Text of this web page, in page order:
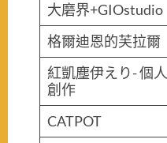
大磨界+GIOstudio
格爾迪恩的芙拉爾
紅凱塵伊えり- 個人
創作
CATPOT